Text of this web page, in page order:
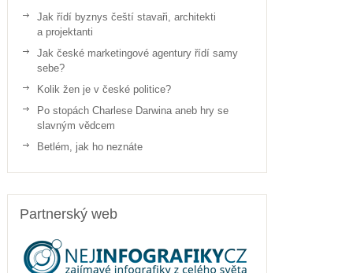
Jak řídí byznys čeští stavaři, architekti
a projektanti
Jak české marketingové agentury řídí samy
sebe?
Kolik žen je v české politice?
Po stopách Charlese Darwina aneb hry se
slavným vědcem
Betlém, jak ho neznáte
Partnerský web